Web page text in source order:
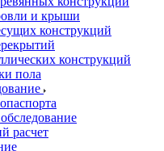
и крыши
конструкций
конструкций
пола
расчет